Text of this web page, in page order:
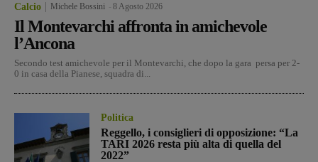
Calcio Michele Bossini 8 Agosto 2026
Il Montevarchi affronta in amichevole
l’Ancona
Secondo test amichevole per il Montevarchi, che dopo la gara persa per 2-
0 in casa della Pianese, squadra di...
Politica
Reggello, i consiglieri di opposizione: “La
TARI 2026 resta più alta di quella del
2022”